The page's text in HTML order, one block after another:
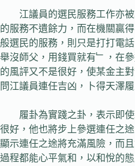
江議員的選民服務工作亦被
的服務不遺餘力，而在機關贏
般選民的服務，則只是打打電
舉沒師父，用錢買就有﹂，在
的風評又不是很好，使某金主
問江議員連任吉凶，卜得天澤
履卦為實踐之卦，表示即使
很好，他也將步上參選連任之
顯示連任之途將充滿風險，而
過程都能心平氣和，以和悅的